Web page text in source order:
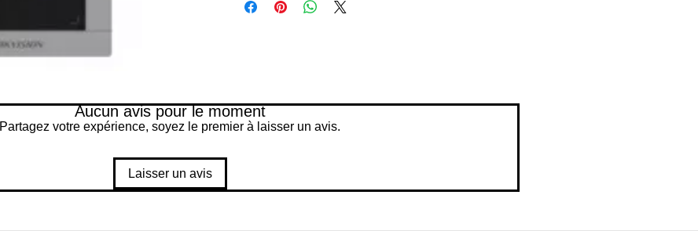
Aucun avis pour le moment
Partagez votre expérience, soyez le premier à laisser un avis.
Laisser un avis